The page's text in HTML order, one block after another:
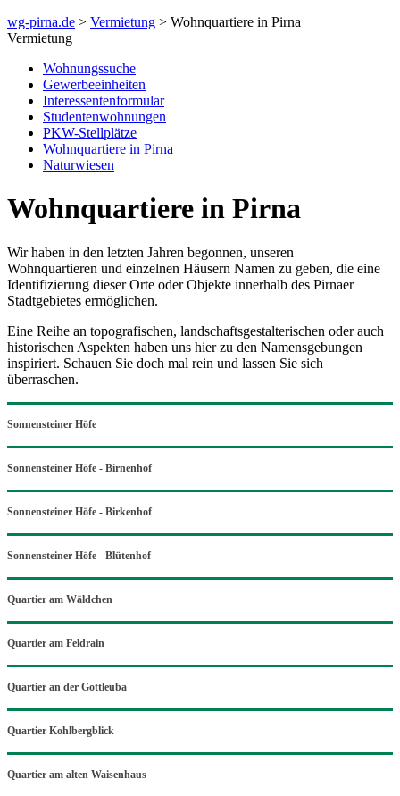
wg-pirna.de > Vermietung > Wohnquartiere in Pirna
Vermietung
Wohnungssuche
Gewerbeeinheiten
Interessentenformular
Studentenwohnungen
PKW-Stellplätze
Wohnquartiere in Pirna
Naturwiesen
Wohnquartiere in Pirna
Wir haben in den letzten Jahren begonnen, unseren
Wohnquartieren und einzelnen Häusern Namen zu geben, die eine
Identifizierung dieser Orte oder Objekte innerhalb des Pirnaer
Stadtgebietes ermöglichen.
Eine Reihe an topografischen, landschaftsgestalterischen oder auch
historischen Aspekten haben uns hier zu den Namensgebungen
inspiriert. Schauen Sie doch mal rein und lassen Sie sich
überraschen.
Sonnensteiner Höfe
Sonnensteiner Höfe - Birnenhof
Sonnensteiner Höfe - Birkenhof
Sonnensteiner Höfe - Blütenhof
Quartier am Wäldchen
Quartier am Feldrain
Quartier an der Gottleuba
Quartier Kohlbergblick
Quartier am alten Waisenhaus